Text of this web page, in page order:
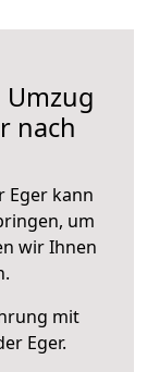
nach
Eger kann
um
wir Ihnen
mit
Eger.